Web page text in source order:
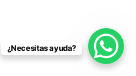
¿Necesitas ayuda?